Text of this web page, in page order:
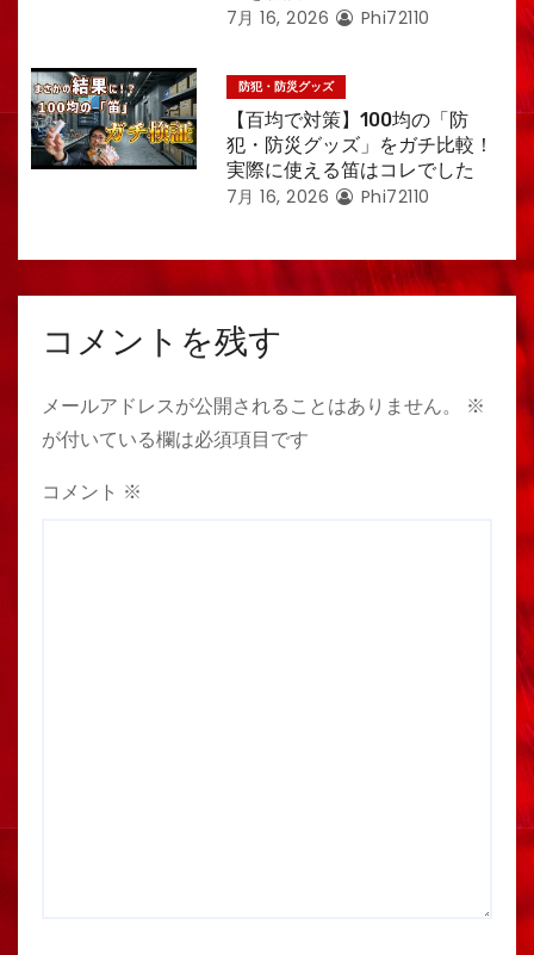
7月 16, 2026 Phi72110
防犯・防災グッズ
【百均で対策】100均の「防
犯・防災グッズ」をガチ比較！
実際に使える笛はコレでした
7月 16, 2026 Phi72110
コメントを残す
メールアドレスが公開されることはありません。
※
が付いている欄は必須項目です
コメント ※